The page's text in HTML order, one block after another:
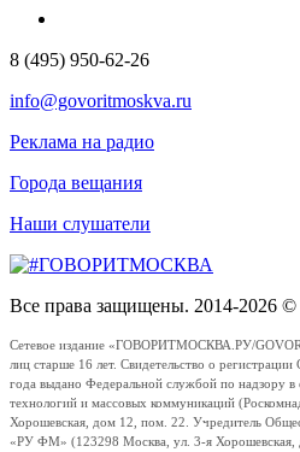
8 (495) 950-62-26
info@govoritmoskva.ru
Реклама на радио
Города вещания
Наши слушатели
Все права защищены. 2014-2026 ©
Сетевое издание «ГОВОРИТМОСКВА.РУ/
лиц старше 16 лет. Свидетельство о
года выдано Федеральной службой по надзору
технологий и массовых коммуникаций
Хорошевская, дом 12, пом. 22. Учредитель
«РУ ФМ» (123298 Москва, ул. 3-я Хорошевская,